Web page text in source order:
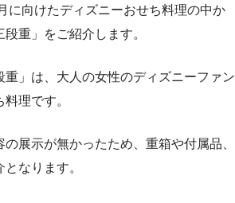
に向けたディズニーおせち料理の中か
重」をご紹介します。
重」は、大人の女性のディズニーファン
理です。
展示が無かったため、重箱や付属品、
なります。